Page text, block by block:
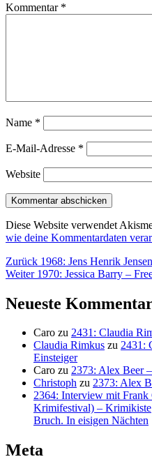
Kommentar *
Name *
E-Mail-Adresse *
Website
Diese Website verwendet
wie deine Kommentardaten
Beitragsnavigation
Zurück Vorheriger
Beitrag:
1968: Jens Henrik
Weiter Nächster
1970: Jessica Barry –
Neueste
Caro zu 2431: Claudia
Claudia Rimkus zu 2431:
Einsteiger
Caro zu 2373: Alex Beer
Christoph zu 2373: Alex
2364: Interview mit Frank
Krimifestival) – Krimikiste
Bruch. In eisigen Nächten
Meta